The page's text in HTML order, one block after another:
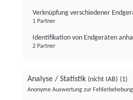
Verknüpfung verschiedener
1 Partner
Identifikation von Endgeräten
2 Partner
Analyse / Statistik (nicht IAB) (1)
Anonyme Auswertung zur
Institutional Money
Impressum